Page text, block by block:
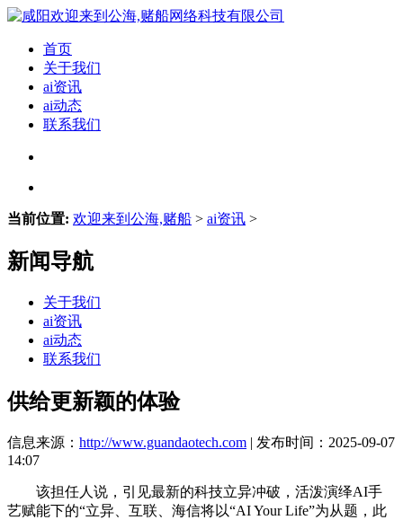
首页
关于我们
ai资讯
ai动态
联系我们
当前位置: 欢迎来到公海,赌船 > ai资讯 >
新闻导航
关于我们
ai资讯
ai动态
联系我们
供给更新颖的体验
信息来源： http://www.guandaotech.com | 发布时间：2025-09-07
14:07
该担任人说，引见最新的科技立异冲破，活泼演绎AI手
艺赋能下的“立异、互联、海信将以“AI Your Life”为从题，此